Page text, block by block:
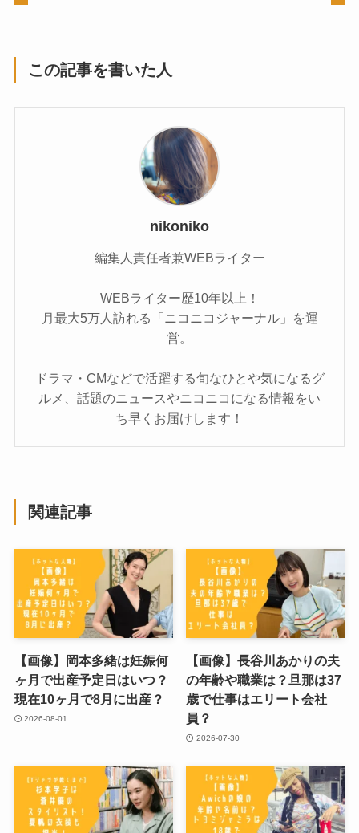
この記事を書いた人
nikoniko
編集人責任者兼WEBライター
WEBライター歴10年以上！
月最大5万人訪れる「ニコニコジャーナル」を運
営。
ドラマ・CMなどで活躍する旬なひとや気になるグ
ルメ、話題のニュースやニコニコになる情報をい
ち早くお届けします！
関連記事
【画像】岡本多緒は妊娠何
ヶ月で出産予定日はいつ？
現在10ヶ月で8月に出産？
2026-08-01
【画像】長谷川あかりの夫
の年齢や職業は？旦那は37
歳で仕事はエリート会社
員？
2026-07-30